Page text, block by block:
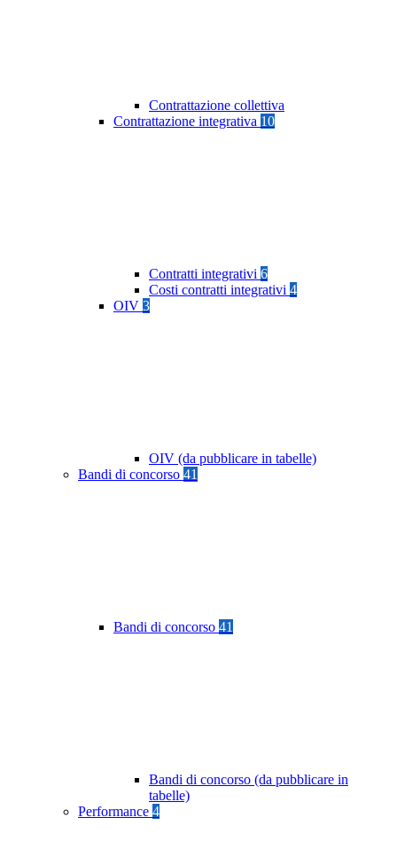
Contrattazione collettiva
Contrattazione integrativa 10
Contratti integrativi 6
Costi contratti integrativi 4
OIV 3
OIV (da pubblicare in tabelle)
Bandi di concorso 41
Bandi di concorso 41
Bandi di concorso (da pubblicare in
tabelle)
Performance 4